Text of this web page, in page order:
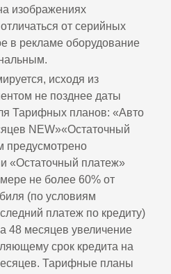
изображениях
от серийных
в рекламе оборудование
исходя из
не позднее даты
Тарифных планов: «Авто
NEW»«Остаточный
предусмотрено
«Остаточный платеж»
не более 60% от
(по условиям
платеж по кредиту)
48 месяцев увеличение
срок кредита на
Тарифные планы